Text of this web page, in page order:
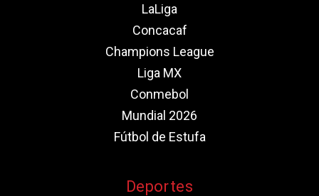
LaLiga
Concacaf
Champions League
Liga MX
Conmebol
Mundial 2026
Fútbol de Estufa
Deportes